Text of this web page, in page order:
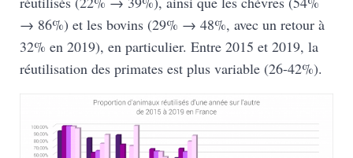
→ 86%) et les bovins (29% → 48%, avec un retour à
32% en 2019), en particulier. Entre 2015 et 2019, la
réutilisation des primates est plus variable (26-42%).